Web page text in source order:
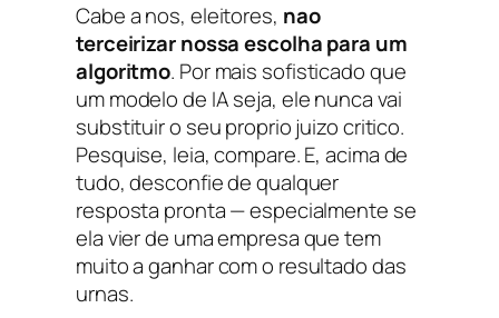
Cabe a nos, eleitores, nao
terceirizar nossa escolha para um
algoritmo. Por mais sofisticado que
um modelo de IA seja, ele nunca vai
substituir o seu proprio juizo critico.
Pesquise, leia, compare. E, acima de
tudo, desconfie de qualquer
resposta pronta — especialmente se
ela vier de uma empresa que tem
muito a ganhar com o resultado das
urnas.